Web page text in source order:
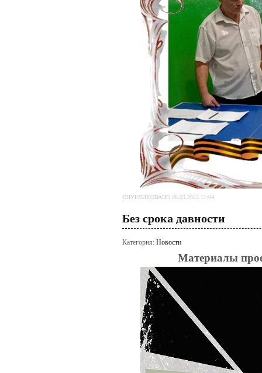
ОПУБЛИКОВАНО 06.03.2023 11:04
Без срока давности
Категория: Новости
Материалы